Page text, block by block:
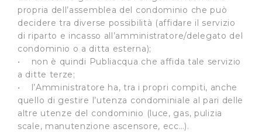
propria dell’assemblea del condominio che può
decidere tra diverse possibilità (affidare il servizio
di riparto e incasso all’amministratore/delegato del
condominio o a ditta esterna);
• non è quindi Publiacqua che affida tale servizio
a ditte terze;
• l’Amministratore ha, tra i propri compiti, anche
quello di gestire l’utenza condominiale al pari delle
altre utenze del condominio (luce, gas, pulizia
scale, manutenzione ascensore, ecc…).